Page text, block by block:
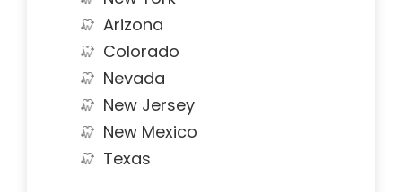
Arizona
Colorado
Nevada
New Jersey
New Mexico
Texas